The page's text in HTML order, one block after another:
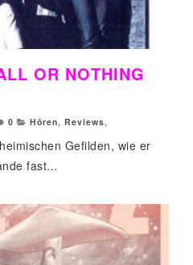
OR NOTHING
0 Hören, Reviews,
Gefilden, wie er
fast...